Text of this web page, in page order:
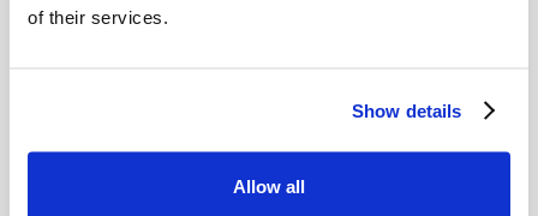
of their services.
Show details
Allow all
00-801, Warszawa